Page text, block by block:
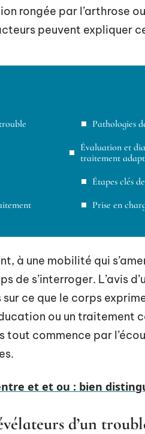
rongée par l’arthrose
peuvent expliquer
Pathologies
Évaluation et
traitement
Étapes clés
Prise en
à une mobilité qui
de s’interroger. L’avis
ce que le corps
ou un traitement
tout commence par
et et ou : bien
d’un